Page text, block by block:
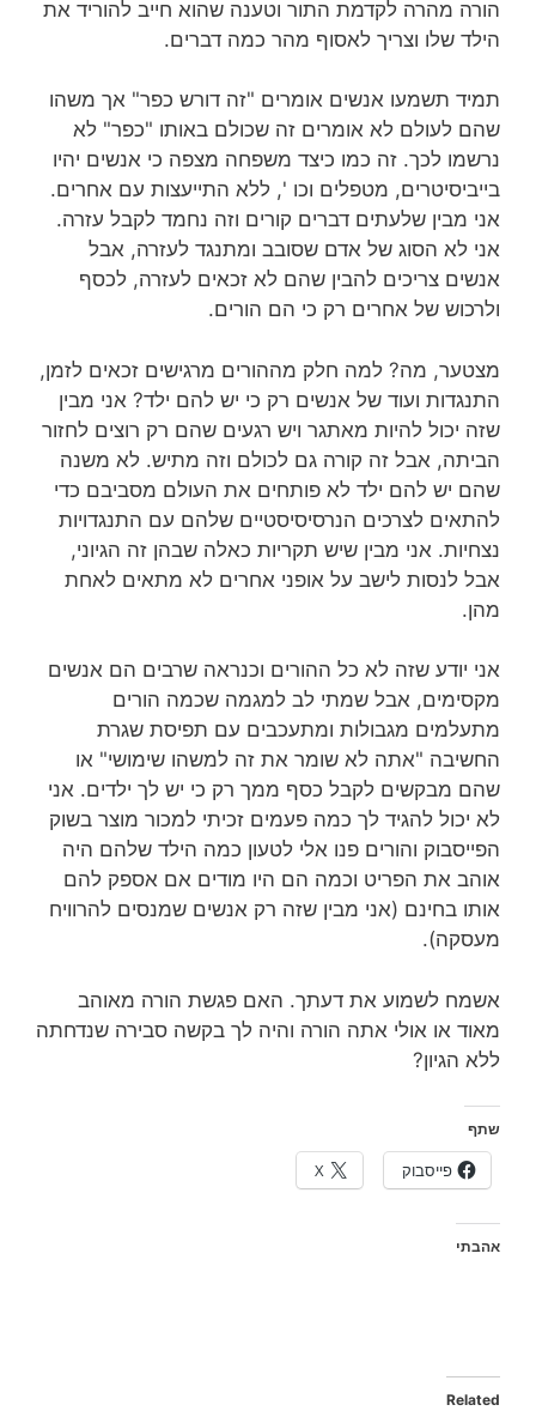
הורה מהרה לקדמת התור וטענה שהוא חייב להוריד את
הילד שלו וצריך לאסוף מהר כמה דברים.
תמיד תשמעו אנשים אומרים "זה דורש כפר" אך משהו
שהם לעולם לא אומרים זה שכולם באותו "כפר" לא
נרשמו לכך. זה כמו כיצד משפחה מצפה כי אנשים יהיו
בייביסיטרים, מטפלים וכו ', ללא התייעצות עם אחרים.
אני מבין שלעתים דברים קורים וזה נחמד לקבל עזרה.
אני לא הסוג של אדם שסובב ומתנגד לעזרה, אבל
אנשים צריכים להבין שהם לא זכאים לעזרה, לכסף
ולרכוש של אחרים רק כי הם הורים.
מצטער, מה? למה חלק מההורים מרגישים זכאים לזמן,
התנגדות ועוד של אנשים רק כי יש להם ילד? אני מבין
שזה יכול להיות מאתגר ויש רגעים שהם רק רוצים לחזור
הביתה, אבל זה קורה גם לכולם וזה מתיש. לא משנה
שהם יש להם ילד לא פותחים את העולם מסביבם כדי
להתאים לצרכים הנרסיסיסטיים שלהם עם התנגדויות
נצחיות. אני מבין שיש תקריות כאלה שבהן זה הגיוני,
אבל לנסות לישב על אופני אחרים לא מתאים לאחת
מהן.
אני יודע שזה לא כל ההורים וכנראה שרבים הם אנשים
מקסימים, אבל שמתי לב למגמה שכמה הורים
מתעלמים מגבולות ומתעכבים עם תפיסת שגרת
החשיבה "אתה לא שומר את זה למשהו שימושי" או
שהם מבקשים לקבל כסף ממך רק כי יש לך ילדים. אני
לא יכול להגיד לך כמה פעמים זכיתי למכור מוצר בשוק
הפייסבוק והורים פנו אלי לטעון כמה הילד שלהם היה
אוהב את הפריט וכמה הם היו מודים אם אספק להם
אותו בחינם (אני מבין שזה רק אנשים שמנסים להרוויח
מעסקה).
אשמח לשמוע את דעתך. האם פגשת הורה מאוהב
מאוד או אולי אתה הורה והיה לך בקשה סבירה שנדחתה
ללא הגיון?
שתף
פייסבוק X
אהבתי
Related